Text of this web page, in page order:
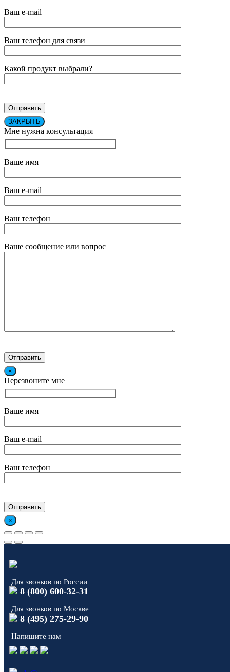
Ваш e-mail
Ваш телефон для связи
Какой продукт выбрали?
ЗАКРЫТЬ
Мне нужна консультация
Ваше имя
Ваш e-mail
Ваш телефон
Ваше сообщение или вопрос
×
Перезвоните мне
Ваше имя
Ваш e-mail
Ваш телефон
×
Для звонков по России
8 (800) 600-32-31
Для звонков по Москве
8 (495) 275-29-90
Напишите нам